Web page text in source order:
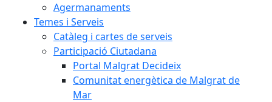
Agermanaments
Temes i Serveis
Catàleg i cartes de serveis
Participació Ciutadana
Portal Malgrat Decideix
Comunitat energètica de Malgrat de
Mar